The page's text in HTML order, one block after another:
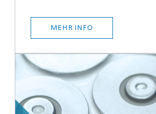
MEHR INFO